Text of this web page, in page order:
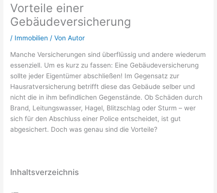
Vorteile einer
Gebäudeversicherung
/ Immobilien / VonAutor
Manche Versicherungen sind überflüssig und andere wiederum
essenziell. Um es kurz zu fassen: Eine Gebäudeversicherung
sollte jeder Eigentümer abschließen! Im Gegensatz zur
Hausratversicherung betrifft diese das Gebäude selber und
nicht die in ihm befindlichen Gegenstände. Ob Schäden durch
Brand, Leitungswasser, Hagel, Blitzschlag oder Sturm – wer
sich für den Abschluss einer Police entscheidet, ist gut
abgesichert. Doch was genau sind die Vorteile?
Inhaltsverzeichnis